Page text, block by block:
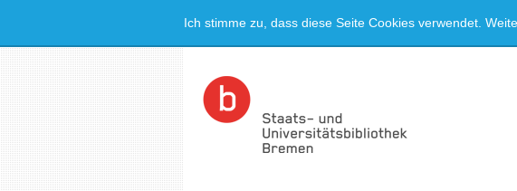
Ich stimme zu, dass diese Seite Cookies verwendet.